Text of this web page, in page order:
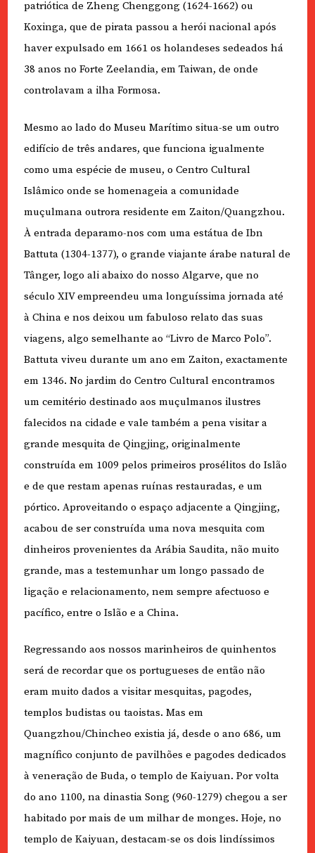
patriótica de Zheng Chenggong (1624-1662) ou
Koxinga, que de pirata passou a herói nacional após
haver expulsado em 1661 os holandeses sedeados há
38 anos no Forte Zeelandia, em Taiwan, de onde
controlavam a ilha Formosa.
Mesmo ao lado do Museu Marítimo situa-se um outro
edifício de três andares, que funciona igualmente
como uma espécie de museu, o Centro Cultural
Islâmico onde se homenageia a comunidade
muçulmana outrora residente em Zaiton/Quangzhou.
À entrada deparamo-nos com uma estátua de Ibn
Battuta (1304-1377), o grande viajante árabe natural de
Tânger, logo ali abaixo do nosso Algarve, que no
século XIV empreendeu uma longuíssima jornada até
à China e nos deixou um fabuloso relato das suas
viagens, algo semelhante ao “Livro de Marco Polo”.
Battuta viveu durante um ano em Zaiton, exactamente
em 1346. No jardim do Centro Cultural encontramos
um cemitério destinado aos muçulmanos ilustres
falecidos na cidade e vale também a pena visitar a
grande mesquita de Qingjing, originalmente
construída em 1009 pelos primeiros prosélitos do Islão
e de que restam apenas ruínas restauradas, e um
pórtico. Aproveitando o espaço adjacente a Qingjing,
acabou de ser construída uma nova mesquita com
dinheiros provenientes da Arábia Saudita, não muito
grande, mas a testemunhar um longo passado de
ligação e relacionamento, nem sempre afectuoso e
pacífico, entre o Islão e a China.
Regressando aos nossos marinheiros de quinhentos
será de recordar que os portugueses de então não
eram muito dados a visitar mesquitas, pagodes,
templos budistas ou taoistas. Mas em
Quangzhou/Chincheo existia já, desde o ano 686, um
magnífico conjunto de pavilhões e pagodes dedicados
à veneração de Buda, o templo de Kaiyuan. Por volta
do ano 1100, na dinastia Song (960-1279) chegou a ser
habitado por mais de um milhar de monges. Hoje, no
templo de Kaiyuan, destacam-se os dois lindíssimos